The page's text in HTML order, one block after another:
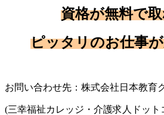
資格が無料で
ピッタリのお仕事
お問い合わせ先： 株式会社日本教育
(三幸福祉カレッジ・ 介護求人ドット